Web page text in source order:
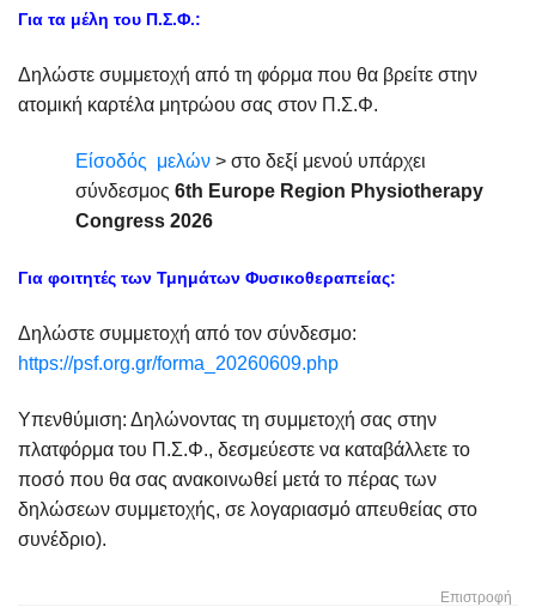
Για τα μέλη του Π.Σ.Φ.:
Δηλώστε συμμετοχή από τη φόρμα που θα βρείτε στην
ατομική καρτέλα μητρώου σας στον Π.Σ.Φ.
Είσοδός μελών > στο δεξί μενού υπάρχει
σύνδεσμος 6th Europe Region Physiotherapy
Congress 2026
Για φοιτητές των Τμημάτων Φυσικοθεραπείας:
Δηλώστε συμμετοχή από τον σύνδεσμο:
https://psf.org.gr/forma_20260609.php
Υπενθύμιση: Δηλώνοντας τη συμμετοχή σας στην
πλατφόρμα του Π.Σ.Φ., δεσμεύεστε να καταβάλλετε το
ποσό που θα σας ανακοινωθεί μετά το πέρας των
δηλώσεων συμμετοχής, σε λογαριασμό απευθείας στο
συνέδριο).
Επιστροφή